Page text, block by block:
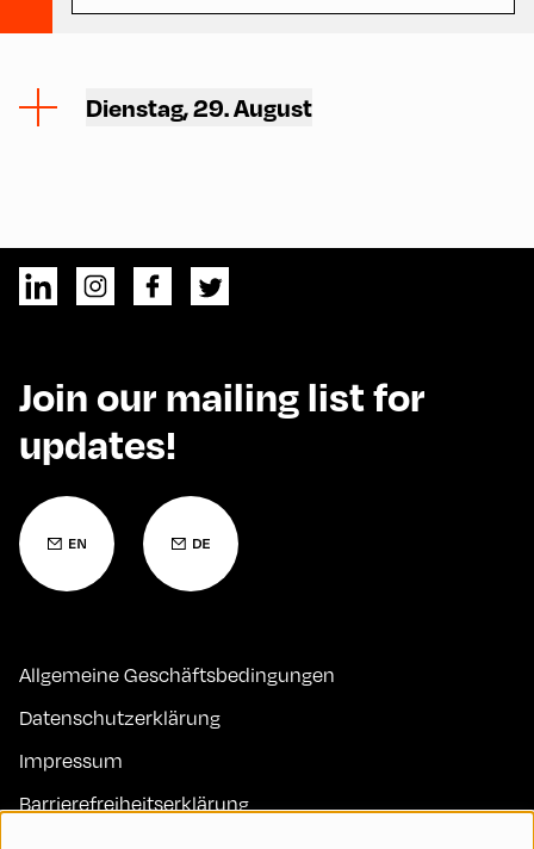
Dienstag, 29. August
Join our mailing list for
updates!
Allgemeine Geschäftsbedingungen
Datenschutzerklärung
Impressum
Barrierefreiheitserklärung